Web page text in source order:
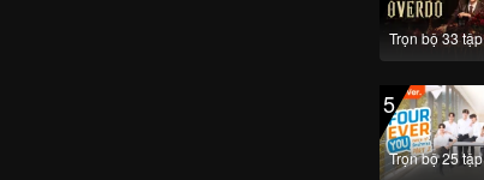
Trọn bộ 33 tập
5
Trọn bộ 25 tập